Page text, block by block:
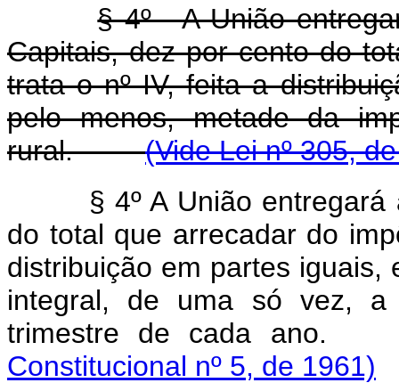
§ 4º - A União
Capitais, dez por cento do
trata o nº IV, feita a
pelo menos, metade da
rural.(Vide Lei nº 305,
§ 4º A União
do total que arrecadar do
distribuição em partes iguais,
integral, de uma só vez, a
trimestre de cada
Constitucional nº 5, de 1961)